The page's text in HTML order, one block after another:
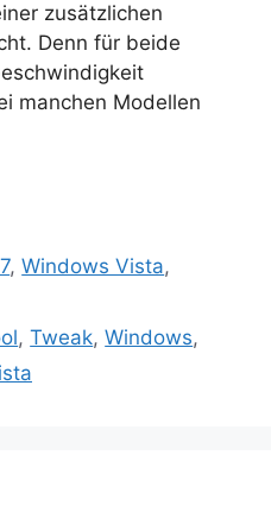
zusätzlichen
Denn für beide
manchen Modellen
,Windows Vista,
,Tweak,Windows,